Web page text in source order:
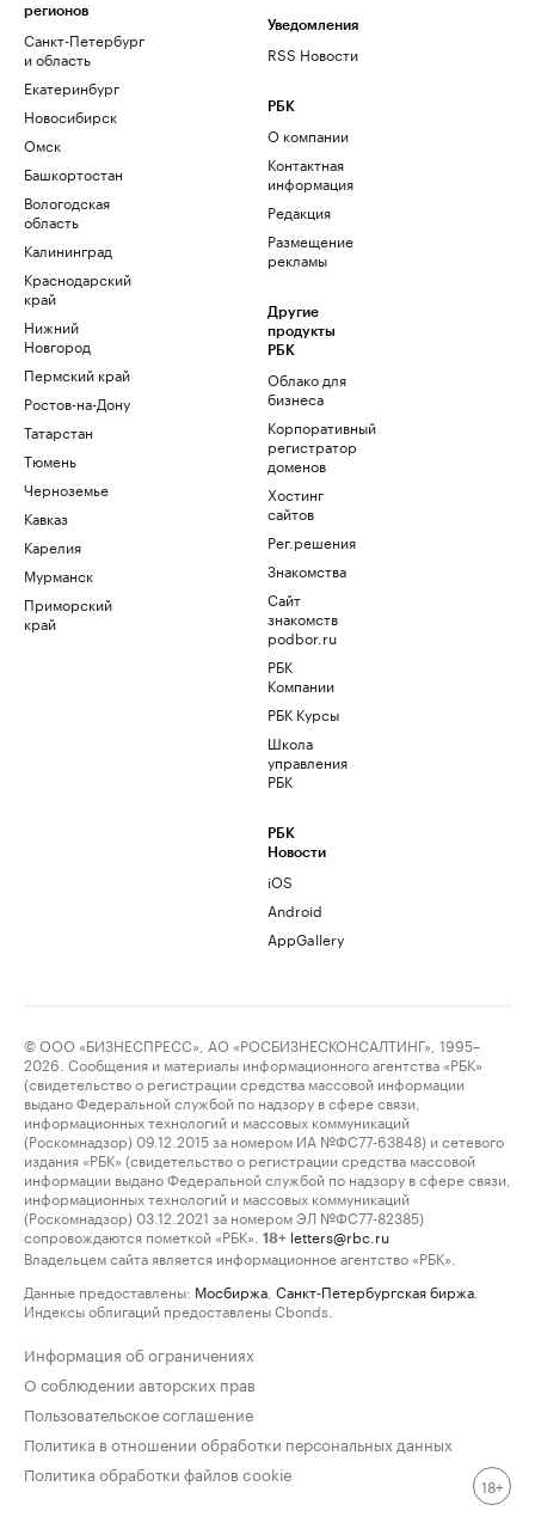
регионов
Санкт-Петербург
и область
Екатеринбург
Новосибирск
Омск
Башкортостан
Вологодская
область
Калининград
Краснодарский
край
Нижний
Новгород
Пермский край
Ростов-на-Дону
Татарстан
Тюмень
Черноземье
Кавказ
Карелия
Мурманск
Приморский
край
Уведомления
RSS Новости
РБК
О компании
Контактная
информация
Редакция
Размещение
рекламы
Другие
продукты
РБК
Облако для
бизнеса
Корпоративный
регистратор
доменов
Хостинг
сайтов
Рег.решения
Знакомства
Сайт
знакомств
podbor.ru
РБК
Компании
РБК Курсы
Школа
управления
РБК
РБК
Новости
iOS
Android
AppGallery
© ООО «БИЗНЕСПРЕСС», АО «РОСБИЗНЕСКОНСАЛТИНГ», 1995–
2026. Сообщения и материалы информационного агентства «РБК»
(свидетельство о регистрации средства массовой информации
выдано Федеральной службой по надзору в сфере связи,
информационных технологий и массовых коммуникаций
(Роскомнадзор) 09.12.2015 за номером ИА №ФС77-63848) и сетевого
издания «РБК» (свидетельство о регистрации средства массовой
информации выдано Федеральной службой по надзору в сфере связи,
информационных технологий и массовых коммуникаций
(Роскомнадзор) 03.12.2021 за номером ЭЛ №ФС77-82385)
сопровождаются пометкой «РБК».
18+ letters@rbc.ru
Владельцем сайта является информационное агентство «РБК».
Данные предоставлены: Мосбиржа Санкт-Петербургская биржа
Индексы облигаций предоставлены Cbonds.
Информация об ограничениях
О соблюдении авторских прав
Пользовательское соглашение
Политика в отношении обработки персональных данных
Политика обработки файлов cookie
18+